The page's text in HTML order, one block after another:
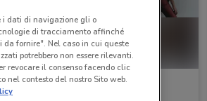
Freddy
dati di navigazione gli o
di tracciamento affinché
fornire". Nel caso in cui queste
potrebbero non essere rilevanti.
revocare il consenso facendo clic
contesto del nostro Sito web.